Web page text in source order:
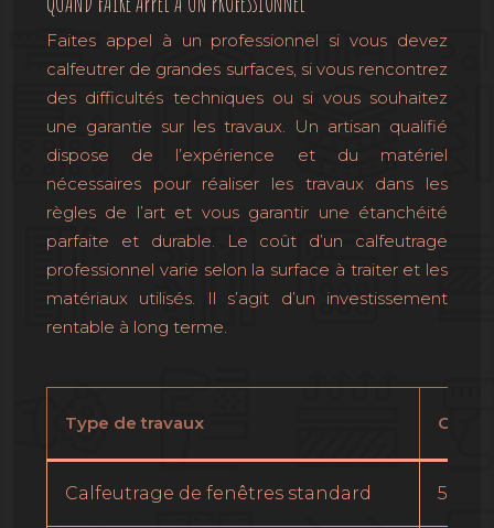
Faites appel à un professionnel si vous devez
calfeutrer de grandes surfaces, si vous rencontrez
des difficultés techniques ou si vous souhaitez
une garantie sur les travaux. Un artisan qualifié
dispose de l’expérience et du matériel
nécessaires pour réaliser les travaux dans les
règles de l’art et vous garantir une étanchéité
parfaite et durable. Le coût d’un calfeutrage
professionnel varie selon la surface à traiter et les
matériaux utilisés. Il s’agit d’un investissement
rentable à long terme.
Type de travaux Coût
Calfeutrage de fenêtres standard 5€ –